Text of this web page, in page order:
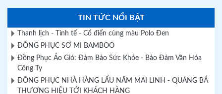
TIN TỨC NỔI BẬT
Thanh lịch - Tinh tế - Cổ điển cùng màu Polo Đen
ĐỒNG PHỤC SƠ MI BAMBOO
Đồng Phục Áo Gió: Đảm Bảo Sức Khỏe - Bảo Đảm Văn Hóa
Công Ty
ĐỒNG PHỤC NHÀ HÀNG LẨU NẤM MAI LINH - QUẢNG BÁ
THƯƠNG HIỆU TỚI KHÁCH HÀNG